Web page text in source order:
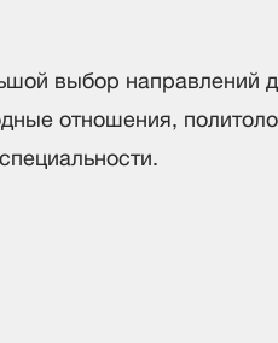
выбор направлений
отношения,